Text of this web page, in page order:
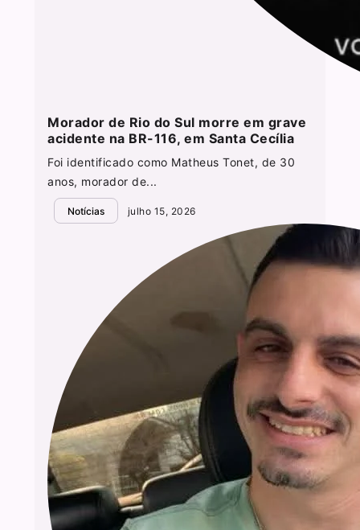
Morador de Rio do Sul morre em grave
acidente na BR-116, em Santa Cecília
Foi identificado como Matheus Tonet, de 30
anos, morador de...
Notícias julho 15, 2026